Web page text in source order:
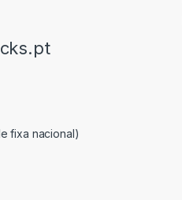
fixa nacional)